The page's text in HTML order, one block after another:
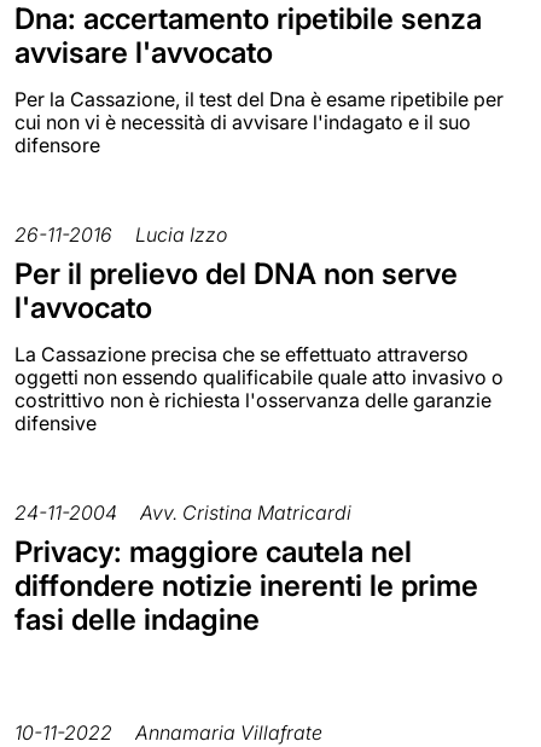
Dna: accertamento ripetibile senza
avvisare l'avvocato
Per la Cassazione, il test del Dna è esame ripetibile per
cui non vi è necessità di avvisare l'indagato e il suo
difensore
26-11-2016 Lucia Izzo
Per il prelievo del DNA non serve
l'avvocato
La Cassazione precisa che se effettuato attraverso
oggetti non essendo qualificabile quale atto invasivo o
costrittivo non è richiesta l'osservanza delle garanzie
difensive
24-11-2004 Avv. Cristina Matricardi
Privacy: maggiore cautela nel
diffondere notizie inerenti le prime
fasi delle indagine
10-11-2022 Annamaria Villafrate